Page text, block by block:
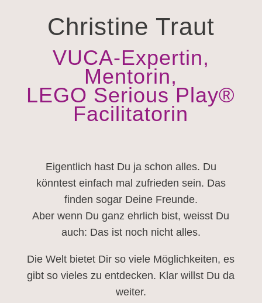
Christine Traut
VUCA-Expertin,
Mentorin,
LEGO Serious Play®
Facilitatorin
Eigentlich hast Du ja schon alles. Du
könntest einfach mal zufrieden sein. Das
finden sogar Deine Freunde.
Aber wenn Du ganz ehrlich bist, weisst Du
auch: Das ist noch nicht alles.
Die Welt bietet Dir so viele Möglichkeiten, es
gibt so vieles zu entdecken. Klar willst Du da
weiter.